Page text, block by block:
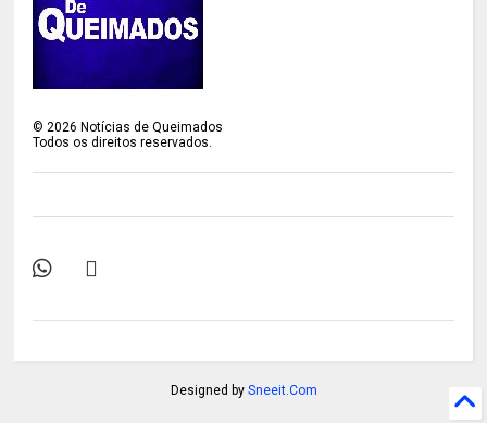
© 2026 Notícias de Queimados
Todos os direitos reservados.
Designed by Sneeit.Com